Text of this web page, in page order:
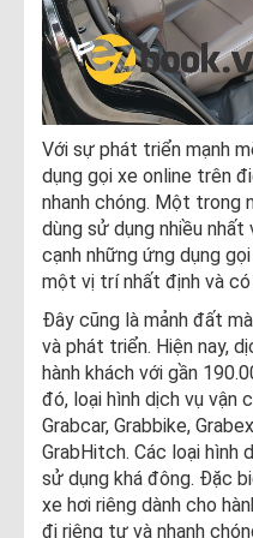
Với sự phát triển mạnh
dụng gọi xe online trên
nhanh chóng. Một trong
dùng sử dụng nhiều nhất
cạnh những ứng dụng
một vị trí nhất định và
Đây cũng là mảnh đất
và phát triển. Hiện nay,
hành khách với gần
đó, loại hình dịch vụ vận
Grabcar, Grabbike,
GrabHitch. Các loại hình
sử dụng khá đông. Đặc
xe hơi riêng dành cho
đi riêng tư và nhanh